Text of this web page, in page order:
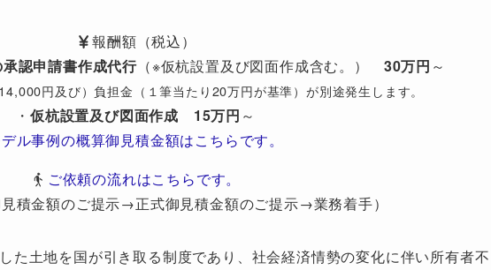
報酬額（税込）
認申請書作成代行 （※仮杭設置及び図面作成含む。） 30万円 ～
円及び）負担金（１筆当たり20万円が基準）が別途発生します。
・ 仮杭設置及び図面作成 15万円 ～
ル事例の概算御見積金額はこちらです。
ご依頼の流れはこちらです。
積金額のご提示→正式御見積金額のご提示→業務着手）
た土地を国が引き取る制度であり、社会経済情勢の変化に伴い所有者不